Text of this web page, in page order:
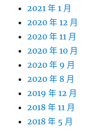
2021 年 1 月
2020 年 12 月
2020 年 11 月
2020 年 10 月
2020 年 9 月
2020 年 8 月
2019 年 12 月
2018 年 11 月
2018 年 5 月